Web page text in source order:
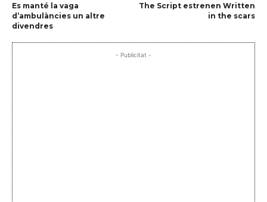
Es manté la vaga
d’ambulàncies un altre
divendres
The Script estrenen Written
in the scars
- Publicitat -